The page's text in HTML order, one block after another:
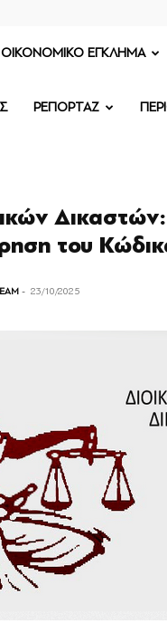
OIKONOMIKO ΕΓΚΛΗΜΑ
ΡΕΠΟΡΤΑΖ
του
- 23/10/2025